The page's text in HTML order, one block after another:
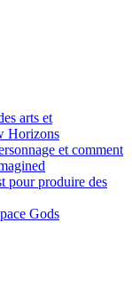
arts et
Horizons
et comment
pour produire des
Gods